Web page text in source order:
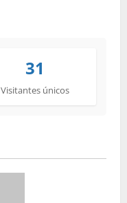
31
Visitantes únicos